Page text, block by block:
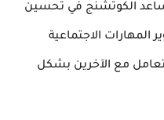
الكوتشنج في تحسين
المهارات الاجتماعية
مع الآخرين بشكل